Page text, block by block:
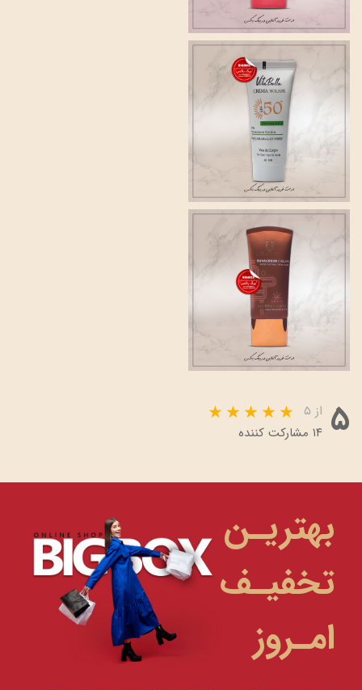
۵ از ۵
۱۴ مشارکت کننده
بهتریـن
تخفیـف
امـروز